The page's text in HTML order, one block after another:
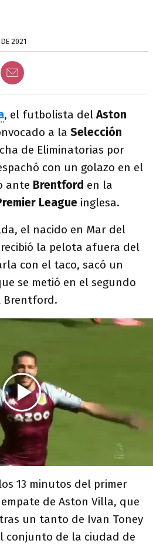
2021
, el futbolista delAston
a la Selección
de Eliminatorias por
con un golazo en el
ante Brentford en la
League inglesa.
el nacido en Mar del
la pelota afuera del
con el taco, sacó un
se metió en el segundo
Brentford.
13 minutos del primer
de Aston Villa, que
un tanto de Ivan Toney
conjunto de la ciudad de